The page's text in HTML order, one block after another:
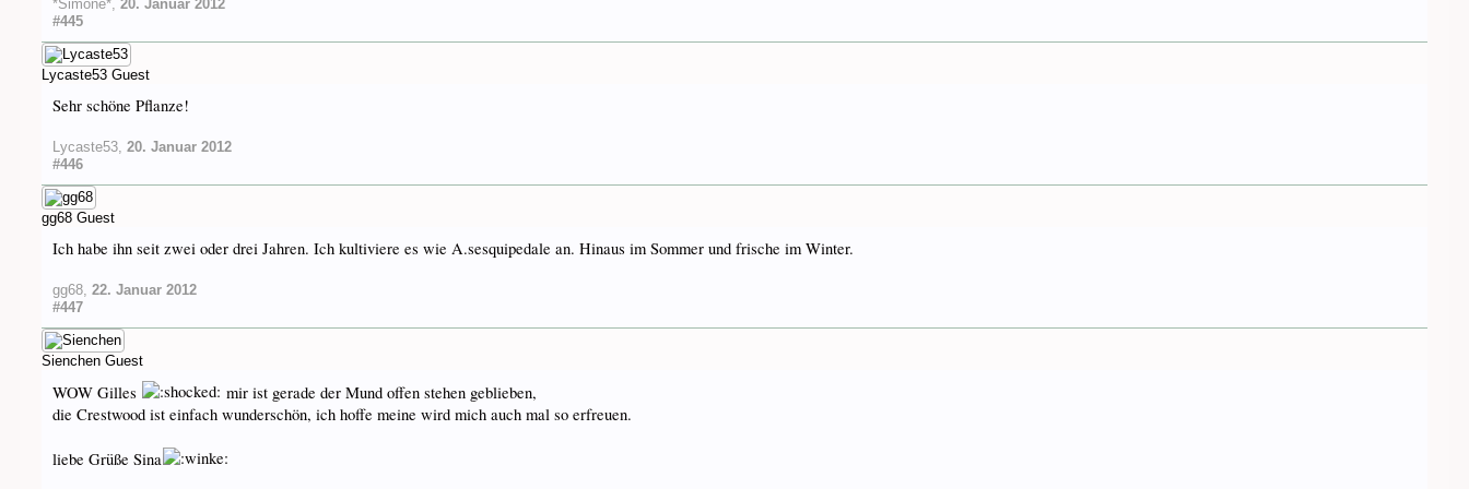
*Simone*, 20. Januar 2012
#445
Lycaste53 Guest
Sehr schöne Pflanze!
Lycaste53, 20. Januar 2012
#446
gg68 Guest
Ich habe ihn seit zwei oder drei Jahren. Ich kultiviere es wie A.sesquipedale an. Hinaus im Sommer und frische im Winter.
gg68, 22. Januar 2012
#447
Sienchen Guest
WOW Gilles
mir ist gerade der Mund offen stehen geblieben,
die Crestwood ist einfach wunderschön, ich hoffe meine wird mich auch mal so erfreuen.
liebe Grüße Sina